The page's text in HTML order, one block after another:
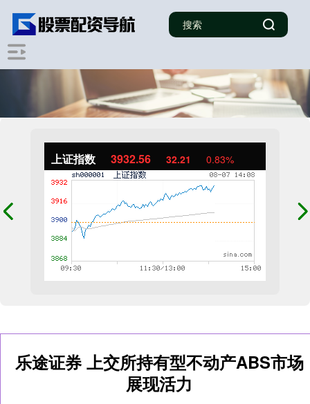
上证指数 3932.56 32.21 0.83%
乐途证券 上交所持有型不动产ABS市场
展现活力